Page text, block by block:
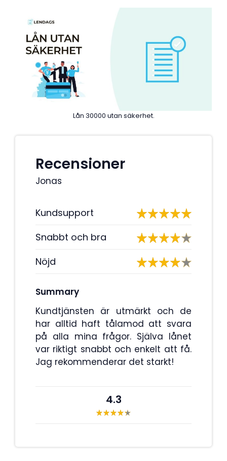
Lån 30000 utan säkerhet.
Recensioner
Jonas
Kundsupport
Snabbt och bra
Nöjd
Summary
Kundtjänsten är utmärkt och de
har alltid haft tålamod att svara
på alla mina frågor. Själva lånet
var riktigt snabbt och enkelt att få.
Jag rekommenderar det starkt!
4.3